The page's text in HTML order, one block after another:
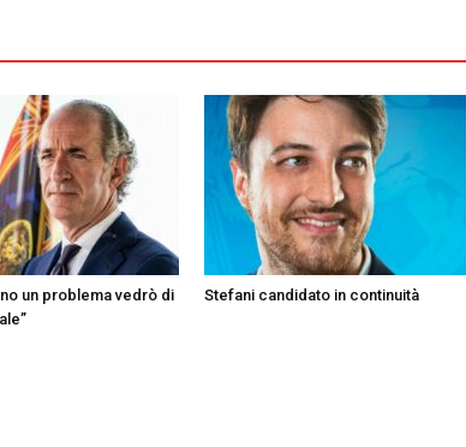
un problema vedrò di
Stefani candidato in continuità